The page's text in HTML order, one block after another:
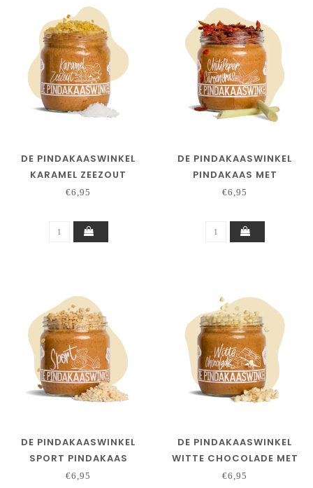
DE PINDAKAASWINKEL
KARAMEL ZEEZOUT
€6,95
DE PINDAKAASWINKEL
PINDAKAAS MET
CHILIPEPER
€6,95
DE PINDAKAASWINKEL
SPORT PINDAKAAS
€6,95
DE PINDAKAASWINKEL
WITTE CHOCOLADE MET
PINDASTUKJES
€6,95